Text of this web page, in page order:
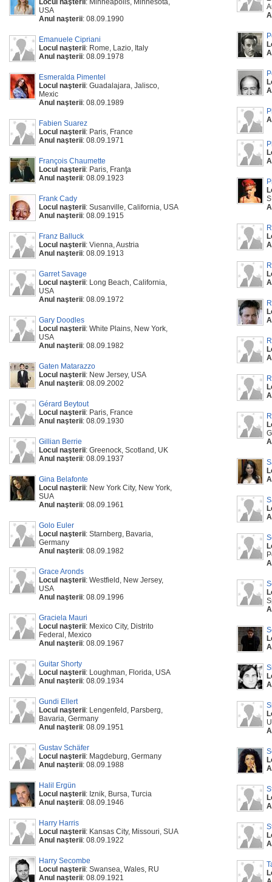
Locul naşterii : Minneapolis, Minnesota,
USA
Anul naşterii: 08.09.1990
Emanuele Cipriani
Locul naşterii: Rome, Lazio, Italy
Anul naşterii: 08.09.1978
Esmeralda Pimentel
Locul naşterii: Guadalajara, Jalisco,
Mexic
Anul naşterii: 08.09.1989
Fabien Suarez
Locul naşterii: Paris, France
Anul naşterii: 08.09.1971
François Chaumette
Locul naşterii: Paris, Franţa
Anul naşterii: 08.09.1923
Frank Cady
Locul naşterii: Susanville, California, USA
Anul naşterii: 08.09.1915
Franz Balluck
Locul naşterii: Vienna, Austria
Anul naşterii: 08.09.1913
Garret Savage
Locul naşterii: Long Beach, California,
USA
Anul naşterii: 08.09.1972
Gary Doodles
Locul naşterii: White Plains, New York,
USA
Anul naşterii: 08.09.1982
Gaten Matarazzo
Locul naşterii: New Jersey, USA
Anul naşterii: 08.09.2002
Gérard Beytout
Locul naşterii: Paris, France
Anul naşterii: 08.09.1930
Gillian Berrie
Locul naşterii: Greenock, Scotland, UK
Anul naşterii: 08.09.1937
Gina Belafonte
Locul naşterii: New York City, New York,
SUA
Anul naşterii: 08.09.1961
Golo Euler
Locul naşterii: Starnberg, Bavaria,
Germany
Anul naşterii: 08.09.1982
Grace Aronds
Locul naşterii: Westfield, New Jersey,
USA
Anul naşterii: 08.09.1996
Graciela Mauri
Locul naşterii: Mexico City, Distrito
Federal, Mexico
Anul naşterii: 08.09.1967
Guitar Shorty
Locul naşterii: Loughman, Florida, USA
Anul naşterii: 08.09.1934
Gundi Ellert
Locul naşterii: Lengenfeld, Parsberg,
Bavaria, Germany
Anul naşterii: 08.09.1951
Gustav Schäfer
Locul naşterii: Magdeburg, Germany
Anul naşterii: 08.09.1988
Halil Ergün
Locul naşterii: Iznik, Bursa, Turcia
Anul naşterii: 08.09.1946
Harry Harris
Locul naşterii: Kansas City, Missouri, SUA
Anul naşterii: 08.09.1922
Harry Secombe
Locul naşterii: Swansea, Wales, RU
Anul naşterii: 08.09.1921